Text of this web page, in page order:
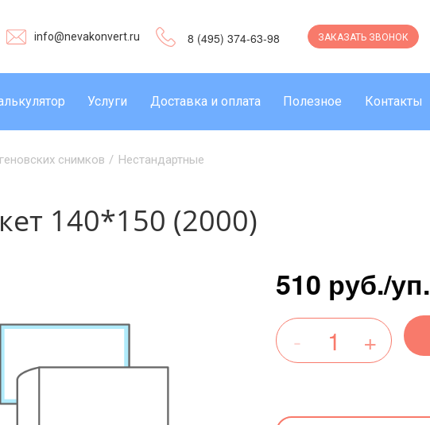
info@nevakonvert.ru 8 (495) 374-63-98 ЗАКАЗАТЬ ЗВОНОК
Услуги Доставка и оплата Полезное Контакты
снимков / Нестандартные
140*150 (2000)
510 руб./уп.